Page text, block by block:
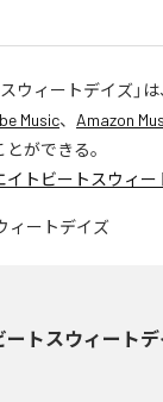
ウィートデイズ」は
Music、 Amazon
ができる。
イトビートスウィー
ートスウィート